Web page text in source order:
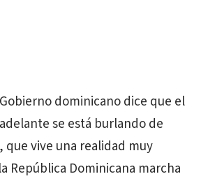
dominicano dice que el
se está burlando de
vive una realidad muy
República Dominicana marcha